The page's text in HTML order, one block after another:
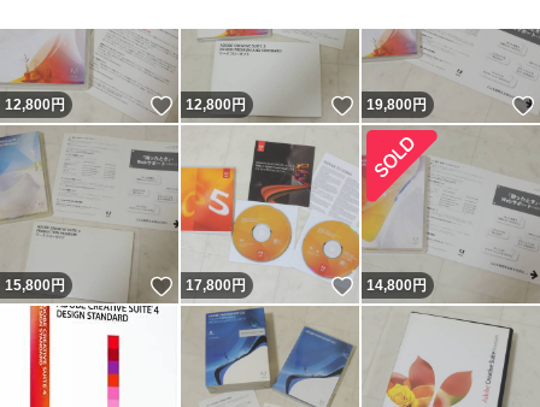
※オークション取引のため収入印紙の貼り付けは行ってお
りませんのでご了承ください
12,800円 いいね！
12,800円 いいね！
19,800円
15,800円 いいね！
17,800円 いいね！
14,800円